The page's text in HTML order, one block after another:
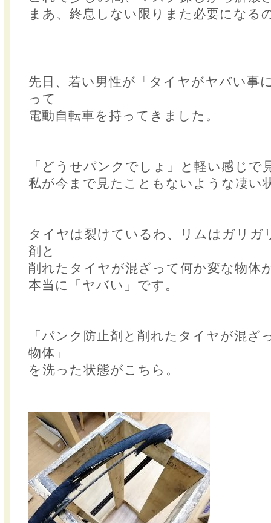
まあ、終息しない限りまた必要になる
先日、若い男性が「タイヤがヤバい事
って
電動自転車を持ってきました。
「どうせパンクでしょ」と軽い感じで
私が今まで見たこともないような凄い
タイヤは裂けているわ、リムはガリガ
剤と
削れたタイヤが混ざって何か変な物体
本当に「ヤバい」です。
「パンク防止剤と削れたタイヤが混ざ
物体」
を洗った状態がこちら。